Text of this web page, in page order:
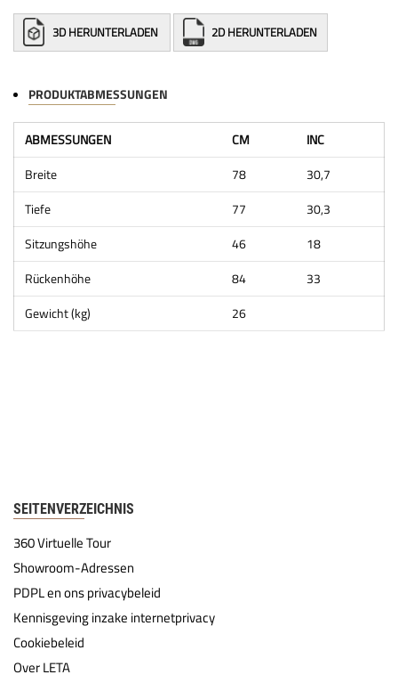
3D HERUNTERLADEN 2D HERUNTERLADEN
PRODUKTABMESSUNGEN
ABMESSUNGEN CM
INC
Breite
78
30,7
Tiefe
77
30,3
Sitzungshöhe
46
18
Rückenhöhe
84
33
Gewicht (kg)
26
SEITENVERZEICHNIS
360 Virtuelle Tour
Showroom-Adressen
PDPL en ons privacybeleid
Kennisgeving inzake internetprivacy
Cookiebeleid
Over LETA